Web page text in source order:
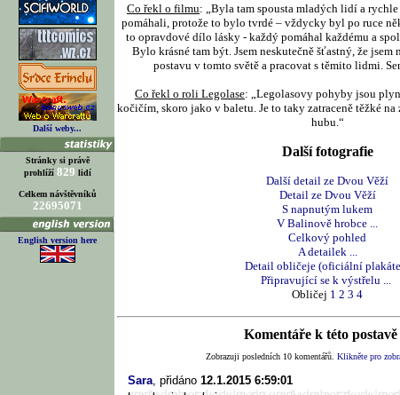
Další weby...
Stránky si právě
prohlíží829 lidí
Celkem návštěvníků
22695071
English version here
Co řekl o filmu: „Byla tam spousta mladých lidí a
pomáhali, protože to bylo tvrdé – vždycky byl po ruce
to opravdové dílo lásky - každý pomáhal každému a
Bylo krásné tam být. Jsem neskutečně šťastný, že
postavu v tomto světě a pracovat s těmito lidmi.
Co řekl o roli Legolase: „Legolasovy pohyby jsou
kočičím, skoro jako v baletu. Je to taky zatraceně těžké
hubu.“
Další fotografie
Další detail ze Dvou Věží
Detail ze Dvou Věží
S napnutým lukem
V Balinově hrobce ...
Celkový pohled
A detailek ...
Detail obličeje (oficiální
Připravující se k výstřelu ...
Obličej 1 2 3 4
Komentáře k této postavě
Zobrazuji posledních 10 komentářů. Klikněte pro
Sara, přidáno 12.1.2015 6:59:01